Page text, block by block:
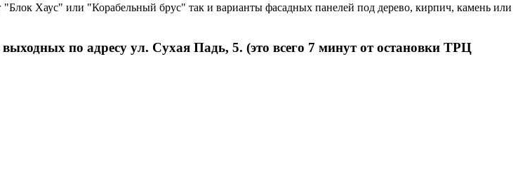
Хаус" или "Корабельный брус" так и варианты фасадных панелей под дерево, кирпич, камень или
по адресу ул. Сухая Падь, 5. (это всего 7 минут от остановки ТРЦ